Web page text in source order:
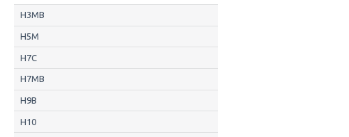
H3MB
H5M
H7C
H7MB
H9B
H10